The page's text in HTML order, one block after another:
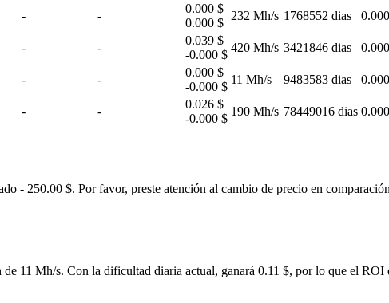
- -
0.000 $
0.000 $
232 Mh/s 1768552 dias
- -
0.039 $
-0.000 $
420 Mh/s 3421846 dias
- -
0.000 $
-0.000 $
11 Mh/s 9483583 dias
- -
0.026 $
-0.000 $
190 Mh/s 78449016 dias
- 250.00 $. Por favor, preste atención al cambio de precio en
11 Mh/s. Con la dificultad diaria actual, ganará 0.11 $, por lo que el ROI